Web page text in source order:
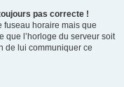
pas correcte !
fuseau horaire mais que
que l’horloge du serveur soit
de lui communiquer ce